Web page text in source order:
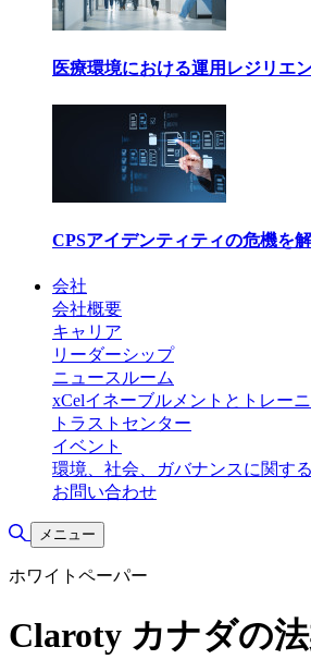
医療環境における運用レジリエ
CPSアイデンティティの危機を
会社
会社概要
キャリア
リーダーシップ
ニュースルーム
xCelイネーブルメントとトレー
トラストセンター
イベント
環境、社会、ガバナンスに関す
お問い合わせ
検索の切り替え
メニュー
ホワイトペーパー
Claroty カナダの